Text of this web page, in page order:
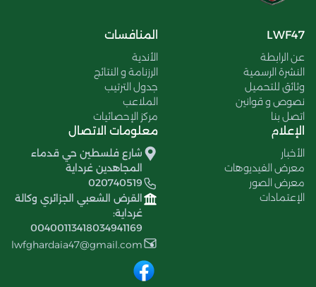
LWF47
عن الرابطة
النشرة الرسمية
وثائق للتحميل
نصوص و قوانين
اتصل بنا
المنافسات
الأندية
الرزنامة و النتائج
جدول الترتيب
الملاعب
مركز الإحصائيات
الإعلام
الأخبار
معرض الفيديوهات
معرض الصور
الإعتمادات
معلومات الاتصال
شارع فلسطين حي قدماء
المجاهدين غرداية
020740519
القرض الشعبي الجزائري وكالة
غرداية:
00400113418034941169
lwfghardaia47@gmail.com